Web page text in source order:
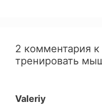
2 комментария к
тренировать
Valeriy